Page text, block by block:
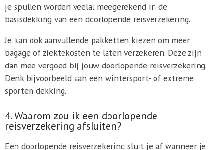
je spullen worden veelal meegerekend in de
basisdekking van een doorlopende reisverzekering.
Je kan ook aanvullende pakketten kiezen om meer
bagage of ziektekosten te laten verzekeren. Deze zijn
dan mee vergoed bij jouw doorlopende reisverzekering.
Denk bijvoorbeeld aan een wintersport- of extreme
sporten dekking.
4. Waarom zou ik een doorlopende
reisverzekering afsluiten?
Een doorlopende reisverzekering sluit je af wanneer je